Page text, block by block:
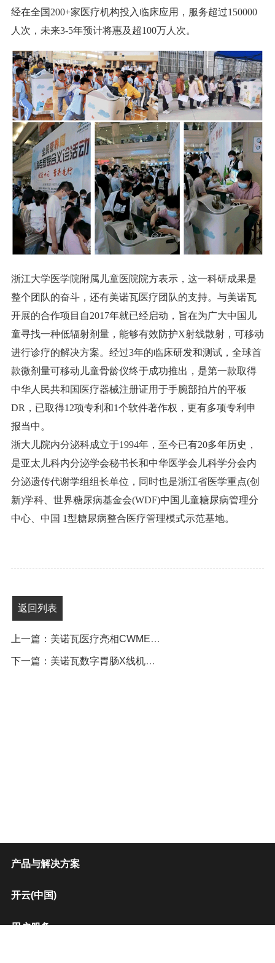
经在全国200+家医疗机构投入临床应用，服务超过150000
人次，未来3-5年预计将惠及超100万人次。
浙江大学医学院附属儿童医院院方表示，这一科研成果是
整个团队的奋斗，还有美诺瓦医疗团队的支持。与美诺瓦
开展的合作项目自2017年就已经启动，旨在为广大中国儿
童寻找一种低辐射剂量，能够有效防护X射线散射，可移动
进行诊疗的解决方案。经过3年的临床研发和测试，全球首
款微剂量可移动儿童骨龄仪终于成功推出，是第一款取得
中华人民共和国医疗器械注册证用于手腕部拍片的平板
DR，已取得12项专利和1个软件著作权，更有多项专利申
报当中。
浙大儿院内分泌科成立于1994年，至今已有20多年历史，
是亚太儿科内分泌学会秘书长和中华医学会儿科学分会内
分泌遗传代谢学组组长单位，同时也是浙江省医学重点(创
新)学科、世界糖尿病基金会(WDF)中国儿童糖尿病管理分
中心、中国 1型糖尿病整合医疗管理模式示范基地。
返回列表
上一篇：美诺瓦医疗亮相CWMEE2024中原医疗展
下一篇：美诺瓦数字胃肠X线机连续多年被评为“优秀国产医疗设备”
产品与解决方案
开云(中国)
用户服务